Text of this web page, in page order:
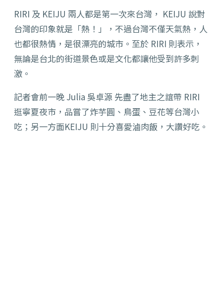
RIRI 及 KEIJU 兩人都是第一次來台灣， KEIJU 說對
台灣的印象就是「熱！」，不過台灣不僅天氣熱，人
也都很熱情，是很漂亮的城市。至於 RIRI 則表示，
無論是台北的街道景色或是文化都讓他受到許多刺
激。
記者會前一晚 Julia 吳卓源 先盡了地主之誼帶 RIRI
逛寧夏夜市，品嘗了炸芋圓、鳥蛋、豆花等台灣小
吃；另一方面KEIJU 則十分喜愛滷肉飯，大讚好吃。